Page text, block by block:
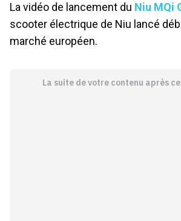
La vidéo de lancement du Niu MQi
scooter électrique de Niu lancé
marché européen.
La suite de votre contenu après